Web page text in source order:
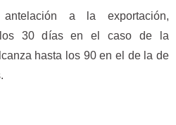
a la exportación,
los 30 días en el caso de la
hasta los 90 en el de la de